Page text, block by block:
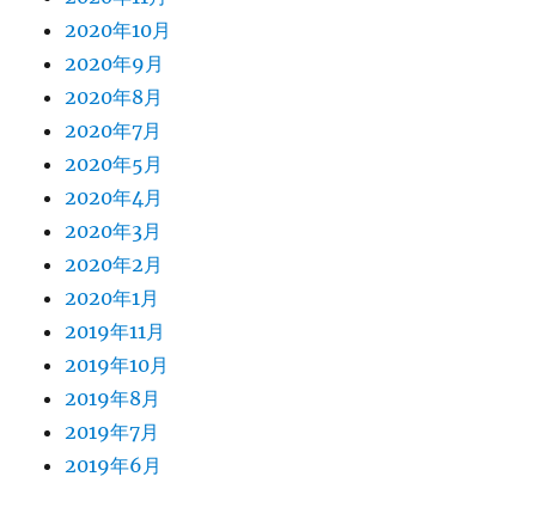
2020年10月
2020年9月
2020年8月
2020年7月
2020年5月
2020年4月
2020年3月
2020年2月
2020年1月
2019年11月
2019年10月
2019年8月
2019年7月
2019年6月